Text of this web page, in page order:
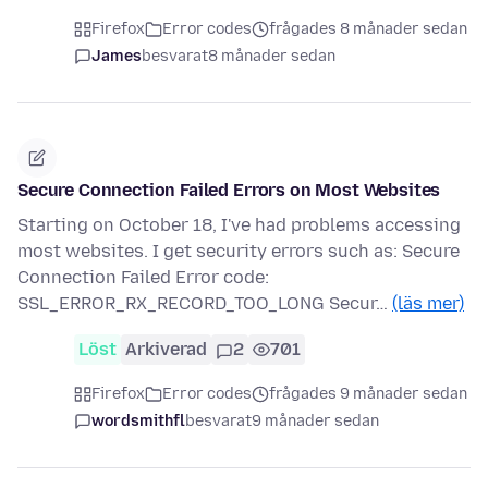
Firefox Error codes
frågades 8 månader sedan
Jamesbesvarat8 månader sedan
Secure Connection Failed Errors on Most Websites
Starting on October 18, I've had problems accessing
most websites. I get security errors such as: Secure
Connection Failed Error code:
SSL_ERROR_RX_RECORD_TOO_LONG Secur… (läs mer)
Löst Arkiverad 2 701
Firefox Error codes
frågades 9 månader sedan
wordsmithflbesvarat9 månader sedan